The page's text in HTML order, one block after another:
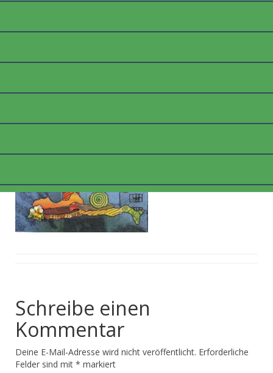
2005_PHANTASIE_WEB
Schreibe einen
Kommentar
Deine E-Mail-Adresse wird nicht veröffentlicht. Erforderliche
Felder sind mit * markiert